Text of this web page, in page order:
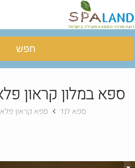
חפש
ספא במלון קראון
ספא לנד ספא קראון